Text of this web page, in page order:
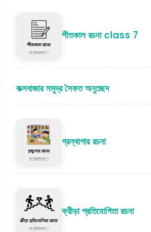
শীতকাল রচনা class 7
কক্সবাজার সমুদ্র সৈকত অনুচ্ছেদ
গ্রন্থাগার রচনা
ক্রীড়া প্রতিযোগিতা রচনা